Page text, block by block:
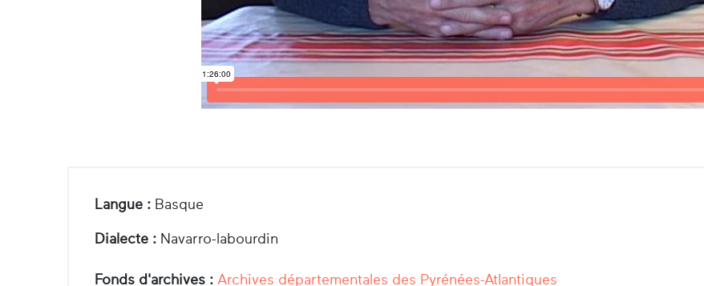
Langue : Basque
Dialecte : Navarro-labourdin
Fonds d'archives : Archives départementales des Pyrénées-Atlantiques